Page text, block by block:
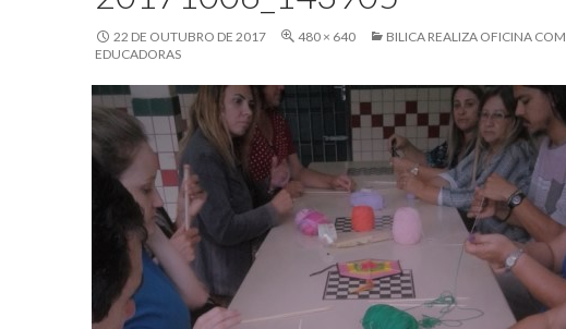
22 DE OUTUBRO DE 2017 480 × 640
BILICA REALIZA OFICINA COM
EDUCADORAS